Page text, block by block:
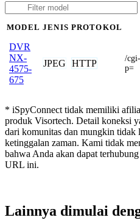
MODEL JENIS PROTOKOL
DVR
NX-
4575-
675
JPEG HTTP
/
p=
* iSpyConnect tidak memiliki
produk Visortech. Detail koneksi
dari komunitas dan mungkin tidak
ketinggalan zaman. Kami tidak
bahwa Anda akan dapat
URL ini.
Lainnya dimulai